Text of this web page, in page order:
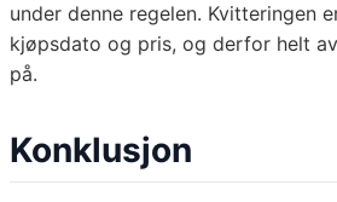
under denne regelen. Kvitteringen
kjøpsdato og pris, og derfor helt
på.
Konklusjon